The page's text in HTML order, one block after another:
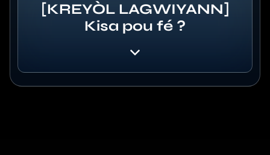
[KREYÒL LAGWIYANN]
Kisa pou fé ?